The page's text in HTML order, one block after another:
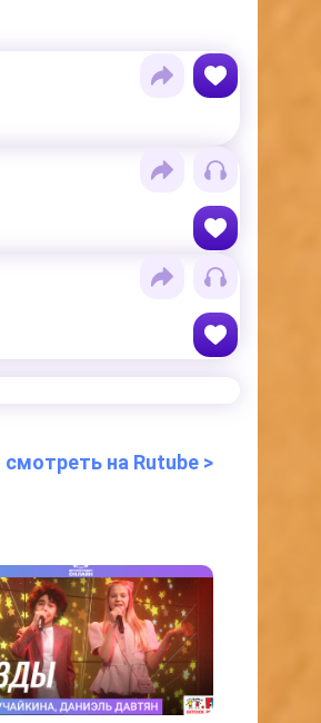
смотреть на Rutube >